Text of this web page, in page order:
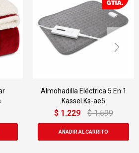
5 En 1
Almohada Eléctrica
Ks-ae6 100w
$ 1.350 $ 1.799